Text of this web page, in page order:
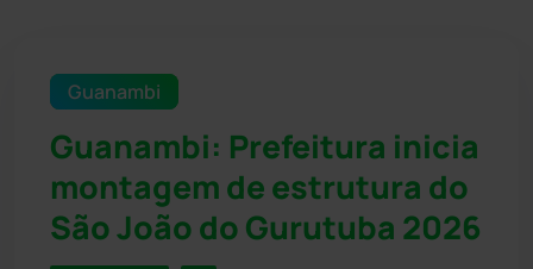
Guanambi
Guanambi: Prefeitura inicia
montagem de estrutura do
São João do Gurutuba 2026